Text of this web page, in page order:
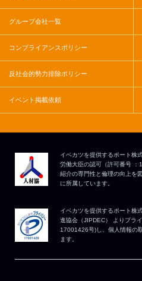
グループ会社一覧
コンプライアンスポリシー
反社会的勢力排除ポリシー
イベント掲載依頼